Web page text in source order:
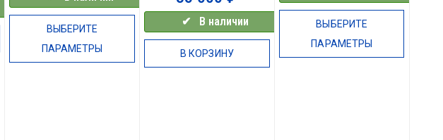
ВЫБЕРИТЕ
ПАРАМЕТРЫ
✔⠀В наличии
В КОРЗИНУ
ВЫБЕРИТЕ
ПАРАМЕТРЫ